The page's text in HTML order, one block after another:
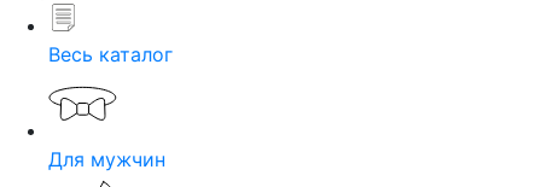
Весь каталог
Для мужчин